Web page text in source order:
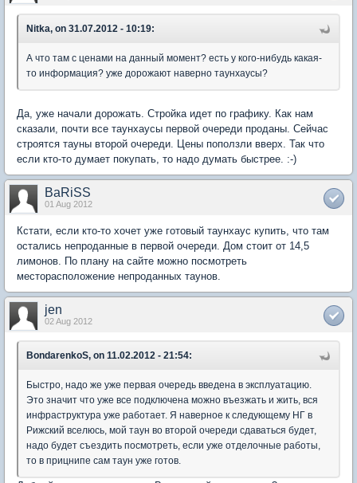
Nitka, on 31.07.2012 - 10:19:
А что там с ценами на данный момент? есть у кого-нибудь какая-
то информация? уже дорожают наверно таунхаусы?
Да, уже начали дорожать. Стройка идет по графику. Как нам
сказали, почти все таунхаусы первой очереди проданы. Сейчас
строятся тауны второй очереди. Цены поползли вверх. Так что
если кто-то думает покупать, то надо думать быстрее. :-)
BaRiSS
01 Aug 2012
Кстати, если кто-то хочет уже готовый таунхаус купить, что там
остались непроданные в первой очереди. Дом стоит от 14,5
лимонов. По плану на сайте можно посмотреть
месторасположение непроданных таунов.
jen
02 Aug 2012
BondarenkoS, on 11.02.2012 - 21:54:
Быстро, надо же уже первая очередь введена в эксплуатацию.
Это значит что уже все подключена можно въезжать и жить, вся
инфраструктура уже работает. Я наверное к следующему НГ в
Рижский вселюсь, мой таун во второй очереди сдаваться будет,
надо будет съездить посмотреть, если уже отделочные работы,
то в прицнипе сам таун уже готов.